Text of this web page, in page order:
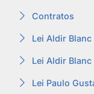
Contratos
Lei Aldir Blanc
Lei Aldir Blanc
Lei Paulo